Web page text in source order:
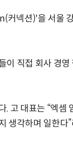
커넥션)'을 서울
이 직접 회사 경
. 고 대표는 “엑
생각하며 일한다